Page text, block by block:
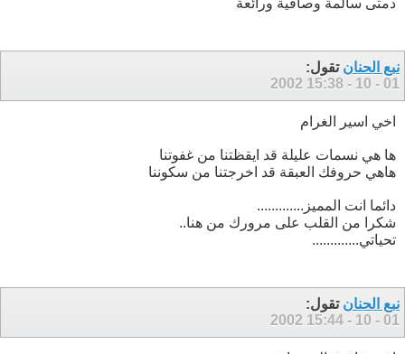
نبع الحنان تقول:
01 - 10 - 2002
15:38
اخي اسير الغرام
ها هي نسمات عليلة قد ايقظتنا من غفوتنا
هاهي حروفك العبقة قد اخرجتنا من سكوننا
دائما انت المميز.............
شكرا من القلب على مرورك من هنا..
تحياتي.............
نبع الحنان تقول:
01 - 10 - 2002
15:44